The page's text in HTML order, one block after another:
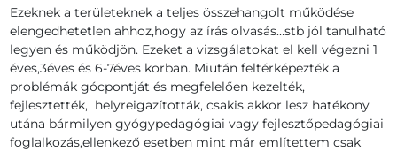
Ezeknek a területeknek a teljes összehangolt működése
elengedhetetlen ahhoz,hogy az írás olvasás…stb jól tanulható
legyen és működjön. Ezeket a vizsgálatokat el kell végezni 1
éves,3éves és 6-7éves korban. Miután feltérképezték a
problémák gócpontját és megfelelően kezelték,
fejlesztették, helyreigazították, csakis akkor lesz hatékony
utána bármilyen gyógypedagógiai vagy fejlesztőpedagógiai
foglalkozás,ellenkező esetben mint már említettem csak